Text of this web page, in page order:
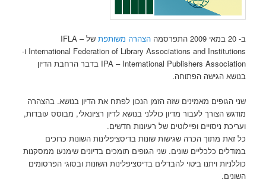
ב- 20 במאי 2009 התפרסמה הצהרה משותפת
של IFLA –
International Federation of Library Associations and Institutions ו-
IPA – International Publishers Association בדבר הרחבת הדיון
בנושא הגישה הפתוחה.
שני הגופים מאמינים שזה הזמן הנכון לפתח את הדיון בנושא. בהצהרה
מודגש הצורך לעבור מדיון כוללני בנושא לדיון רציונאלי, מבוסס עובדות,
ועריכת ניסויים ופיילוטים של רעיונות חדשים.
כל זאת מתוך הכרה שגישות שונות בדיסציפלינות השונות כרוכים
במודלים כלכליים שונים. שני הגופים תומכים בדיונים שימנעו ממסקנות
כוללניות ויתנו ביטוי להבדלים בדיסציפלינות השונות ובסוגי הפרסומים
השונים.